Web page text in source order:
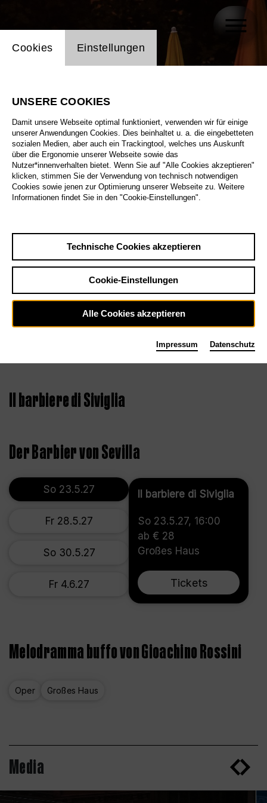
©2021, Bettina Stöß
Il barbiere di Siviglia
Der Barbier von Sevilla
So 23.5.27
Fr 28.5.27
So 30.5.27
Fr 4.6.27
Il barbiere di Siviglia
So 23.5.27, 16:00
ab € 28
Großes Haus
Tickets
Melodramma buffo von Gioachino Rossini
Oper Großes Haus
Media
Einstellung Website Cookie
Cookies Einstellungen
UNSERE COOKIES
Damit unsere Webseite optimal funktioniert, verwenden wir für einige
unserer Anwendungen Cookies. Dies beinhaltet u. a. die eingebetteten
sozialen Medien, aber auch ein Trackingtool, welches uns Auskunft
über die Ergonomie unserer Webseite sowie das
Nutzer*innenverhalten bietet. Wenn Sie auf "Alle Cookies akzeptieren"
klicken, stimmen Sie der Verwendung von technisch notwendigen
Cookies sowie jenen zur Optimierung unserer Webseite zu. Weitere
Informationen findet Sie in den "Cookie-Einstellungen".
Technische Cookies akzeptieren
Cookie-Einstellungen
Alle Cookies akzeptieren
Impressum Datenschutz